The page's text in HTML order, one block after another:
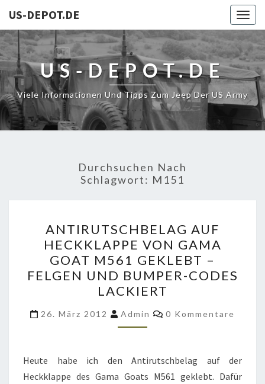
US-DEPOT.DE
US-DEPOT.DE
Viele Informationen Und Tipps Zum Jeep Der US Army
Durchsuchen Nach
Schlagwort: M151
AUF
HECKKLAPPE
VON
GAMA
GOAT
M561
GEKLEBT
FELGEN
UND
ANTIRUTSCHBELAG AUF
HECKKLAPPE VON GAMA
GOAT M561 GEKLEBT –
FELGEN UND BUMPER-CODES
LACKIERT
26. März 2012 Admin Kommentare
0 Kommentare
Heute habe ich den Antirutschbelag auf der
Heckklappe des Gama Goats M561 geklebt. Dafür